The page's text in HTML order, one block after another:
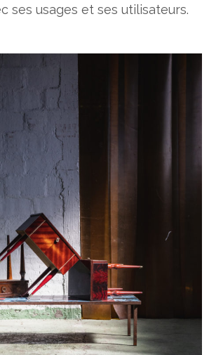
ses usages et ses utilisateurs.